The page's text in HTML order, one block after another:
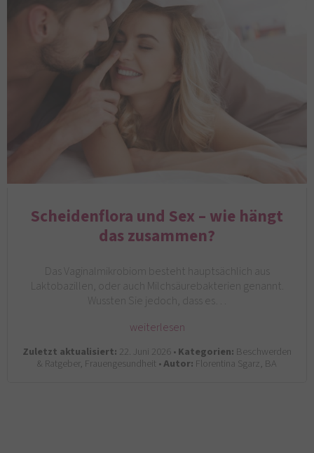
Scheidenflora und Sex – wie hängt
das zusammen?
Das Vaginalmikrobiom besteht hauptsächlich aus
Laktobazillen, oder auch Milchsäurebakterien genannt.
Wussten Sie jedoch, dass es…
weiterlesen
Zuletzt aktualisiert: 22. Juni 2026 •Kategorien: Beschwerden
& Ratgeber, Frauengesundheit •Autor: Florentina Sgarz, BA